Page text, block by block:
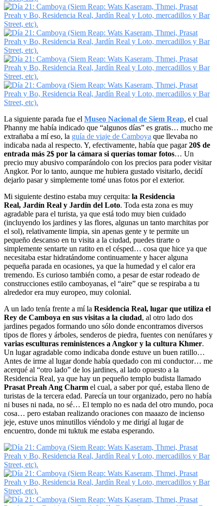
La siguiente parada fue el Museo Nacional de Siem Reap, el cual
Phanny me había indicado que “algunos días” es gratis… mucho me
extrañaba a mí eso, la guía de viaje de Camboya que llevaba no
indicaba nada al respecto. Y, efectivamente, había que pagar20$ de
entrada más 2$ por la cámara si querías tomar fotos… Un
precio muy abusivo comparándolo con los precios para poder visitar
Angkor. Por lo tanto, aunque me hubiera gustado visitarlo, decidí
dejarlo pasar y simplemente tomé unas fotos por el exterior.
Mi siguiente destino estaba muy cerquita: la Residencia
Real, Jardín Real y Jardín del Loto. Toda esta zona es muy
agradable para el turista, ya que está todo muy bien cuidado
(incluyendo los jardines y las flores, algunas un tanto marchitas por
el sol), relativamente limpia, sin apenas gente y te permite un
pequeño descanso en tu visita a la ciudad, puedes tirarte o
simplemente sentarte un ratito en el césped… cosa que hice ya que
necesitaba estar hidratándome continuamente y hacer alguna
pequeña parada en ocasiones, ya que la humedad y el calor era
tremendo. Es curioso también como, a pesar de estar rodeado de
construcciones estilo camboyanas, el “aire” que se respiraba a tu
alrededor era muy europeo, muy colonial.
A un lado tenía frente a mí la Residencia Real, lugar que utiliza el
Rey de Camboya en sus visitas a la ciudad, al otro lado dos
jardines pegados formando uno sólo donde encontramos diversos
tipos de flores y árboles, senderos de piedra, fuentes con nenúfares y
varias esculturas reministences a Angkor y la cultura Khmer.
Un lugar agradable como indicaba donde estuve un buen ratillo…
Antes de irme al lugar donde había quedado con mi conductor… me
acerqué al “otro lado” de los jardines, al lado opuesto a la
Residencia Real, ya que hay un pequeño templo budista llamado
Prasat Preah Ang Charm el cual, a saber por qué, estaba lleno de
turistas de la tercera edad. Parecía un tour organizado, pero no había
ni buses ni nada, no sé… El templo no es nada del otro mundo, poca
cosa… pero estaban realizando oraciones con maaazo de incienso
jeje, estuve unos minutillos viéndolo y me dirigí al lugar de
encuentro, donde mi tuktuk me estaba esperando.